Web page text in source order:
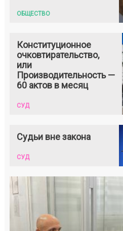
ОБЩЕСТВО
Конституционное
очковтирательство,
или
Производительность —
60 актов в месяц
СУД
Судьи вне закона
СУД